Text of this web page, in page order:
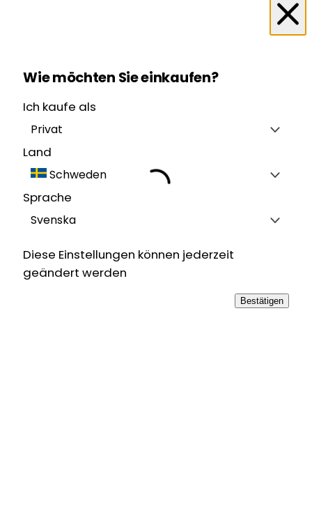
Wie möchten Sie einkaufen?
Ich kaufe als
Privat
Land
Schweden
Sprache
Svenska
Diese Einstellungen können jederzeit
geändert werden
Bestätigen